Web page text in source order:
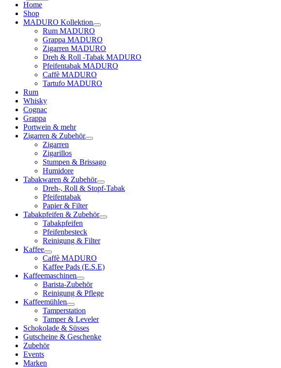
Home
Shop
MADURO Kollektion
Rum MADURO
Grappa MADURO
Zigarren MADURO
Dreh & Roll -Tabak MADURO
Pfeifentabak MADURO
Caffè MADURO
Tartufo MADURO
Rum
Whisky
Cognac
Grappa
Portwein & mehr
Zigarren & Zubehör
Zigarren
Zigarillos
Stumpen & Brissago
Humidore
Tabakwaren & Zubehör
Dreh-, Roll & Stopf-Tabak
Pfeifentabak
Papier & Filter
Tabakpfeifen & Zubehör
Tabakpfeifen
Pfeifenbesteck
Reinigung & Filter
Kaffee
Caffè MADURO
Kaffee Pads (E.S.E)
Kaffeemaschinen
Barista-Zubehör
Reinigung & Pflege
Kaffeemühlen
Tamperstation
Tamper & Leveler
Schokolade & Süsses
Gutscheine & Geschenke
Zubehör
Events
Marken